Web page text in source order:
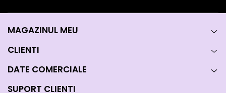
MAGAZINUL MEU
CLIENTI
DATE COMERCIALE
SUPORT CLIENTI